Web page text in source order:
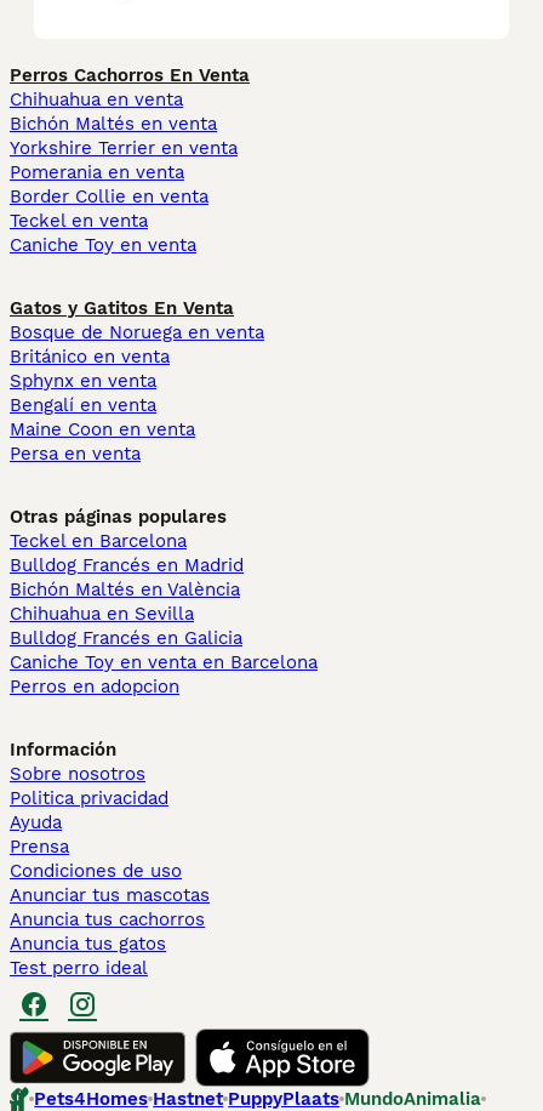
Perros Cachorros En Venta
Chihuahua en venta
Bichón Maltés en venta
Yorkshire Terrier en venta
Pomerania en venta
Border Collie en venta
Teckel en venta
Caniche Toy en venta
Gatos y Gatitos En Venta
Bosque de Noruega en venta
Británico en venta
Sphynx en venta
Bengalí en venta
Maine Coon en venta
Persa en venta
Otras páginas populares
Teckel en Barcelona
Bulldog Francés en Madrid
Bichón Maltés en València
Chihuahua en Sevilla
Bulldog Francés en Galicia
Caniche Toy en venta en Barcelona
Perros en adopcion
Información
Sobre nosotros
Politica privacidad
Ayuda
Prensa
Condiciones de uso
Anunciar tus mascotas
Anuncia tus cachorros
Anuncia tus gatos
Test perro ideal
Pets4Homes Hastnet PuppyPlaats MundoAnimalia